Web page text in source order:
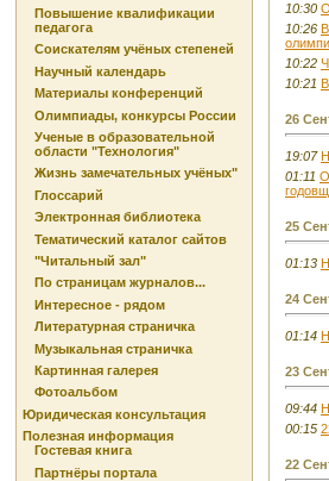
Повышение квалификации
педагога
Соискателям учёных степеней
Научный календарь
Материалы конференций
Олимпиады, конкурсы России
Ученые в образовательной
области "Технология"
Жизнь замечательных учёных"
Глоссарий
Электронная библиотека
Тематический каталог сайтов
"Читальный зал"
По страницам журналов...
Интересное - рядом
Литературная страничка
Музыкальная страничка
Картинная галерея
Фотоальбом
Юридическая консультация
Полезная информация
Гостевая книга
Партнёры портала
10:30
10:26
10:22
10:21
26
19:07
01:11 О
25
01:13
24
01:14
23
09:44
00:15
22